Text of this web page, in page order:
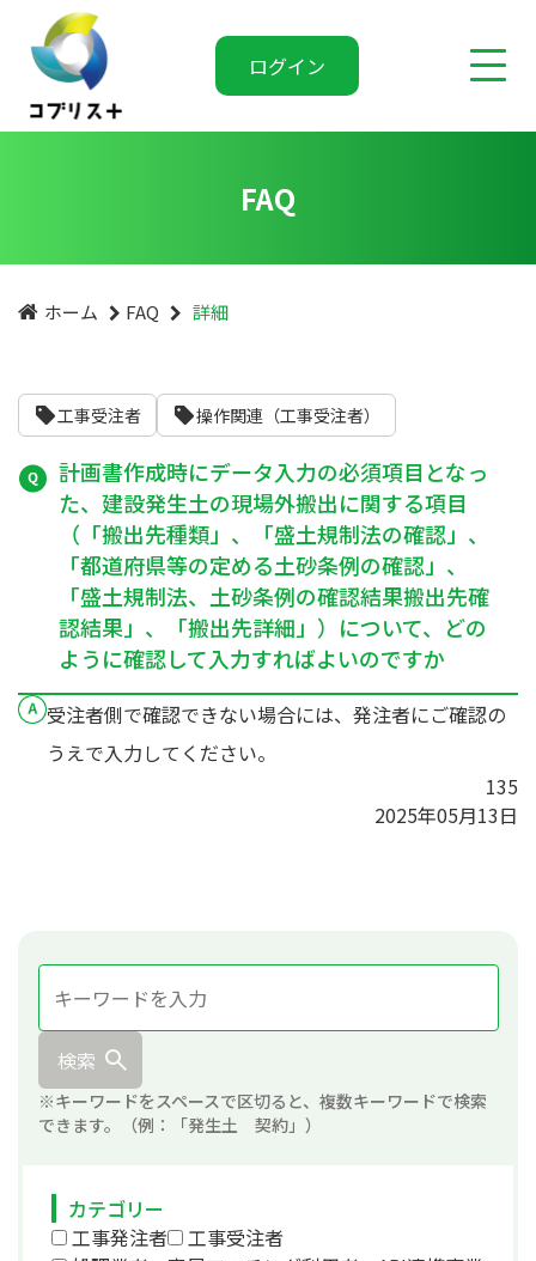
ログイン
FAQ
ホーム FAQ 詳細
工事受注者 操作関連（工事受注者）
計画書作成時にデータ入力の必須項目となっ
た、建設発生土の現場外搬出に関する項目
（「搬出先種類」、「盛土規制法の確認」、
「都道府県等の定める土砂条例の確認」、
「盛土規制法、土砂条例の確認結果搬出先確
認結果」、「搬出先詳細」）について、どの
ように確認して入力すればよいのですか
受注者側で確認できない場合には、発注者にご確認の
うえで入力してください。
135
2025年05月13日
検索
※キーワードをスペースで区切ると、複数キーワードで検索
できます。（例：「発生土 契約」）
カテゴリー
工事発注者
工事受注者